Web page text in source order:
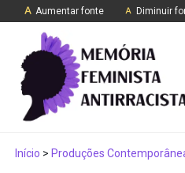
Aumentar fonte Diminuir
Início > Produções